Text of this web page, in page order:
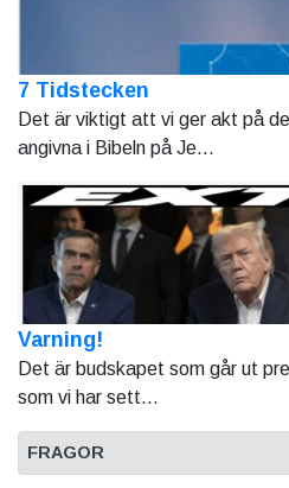
7 Tidstecken
Det är viktigt att vi ger akt på
angivna i Bibeln på Je...
Varning!
Det är budskapet som går ut
som vi har sett...
FRAGOR